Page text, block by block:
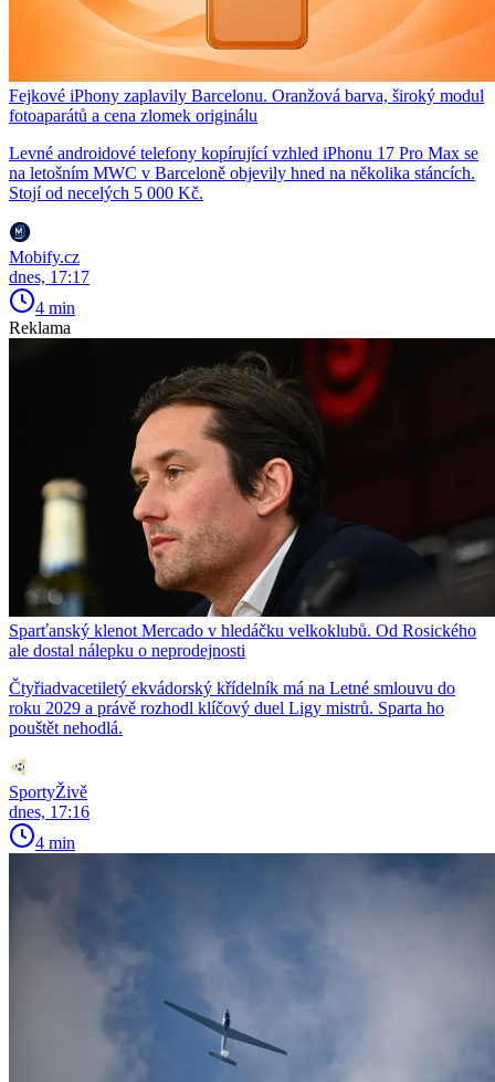
Fejkové iPhony zaplavily Barcelonu. Oranžová barva, široký modul
fotoaparátů a cena zlomek originálu
Levné androidové telefony kopírující vzhled iPhonu 17 Pro Max se
na letošním MWC v Barceloně objevily hned na několika stáncích.
Stojí od necelých 5 000 Kč.
Mobify.cz
dnes, 17:17
4 min
Reklama
Sparťanský klenot Mercado v hledáčku velkoklubů. Od Rosického
ale dostal nálepku o neprodejnosti
Čtyřiadvacetiletý ekvádorský křídelník má na Letné smlouvu do
roku 2029 a právě rozhodl klíčový duel Ligy mistrů. Sparta ho
pouštět nehodlá.
SportyŽivě
dnes, 17:16
4 min